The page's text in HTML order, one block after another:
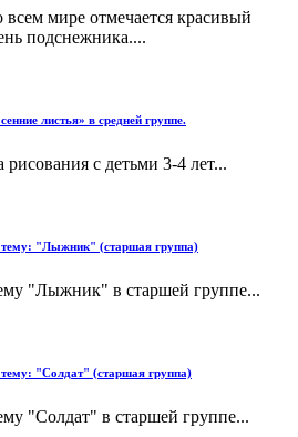
мире отмечается красивый
подснежника....
листья» в средней группе.
с детьми 3-4 лет...
"Лыжник" (старшая группа)
"Лыжник" в старшей группе...
"Солдат" (старшая группа)
"Солдат" в старшей группе...